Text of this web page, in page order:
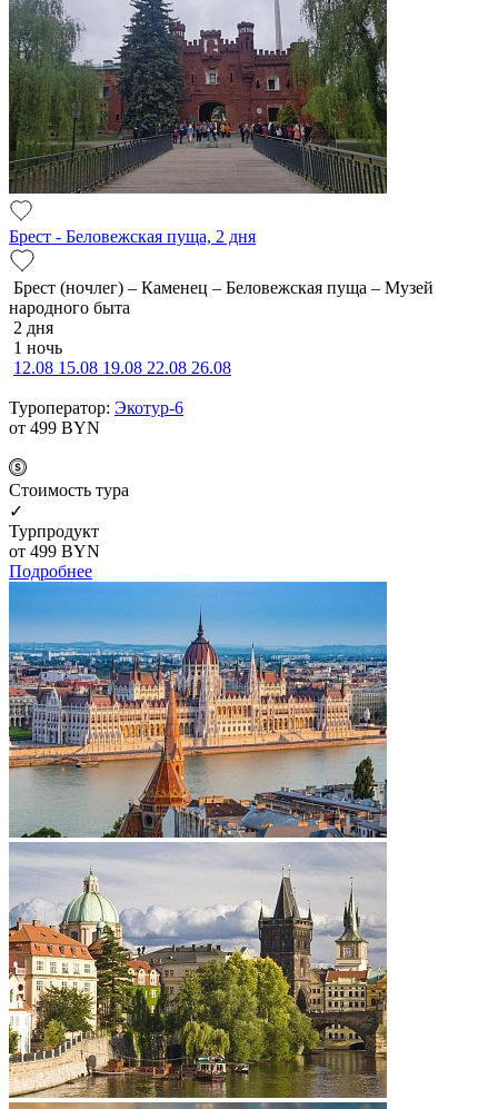
Брест - Беловежская пуща, 2 дня
Брест (ночлег) – Каменец – Беловежская пуща – Музей
народного быта
2 дня
1 ночь
12.08 15.08 19.08 22.08 26.08
Туроператор: Экотур-6
от 499 BYN
Cтоимость тура
✓
Турпродукт
от 499 BYN
Подробнее